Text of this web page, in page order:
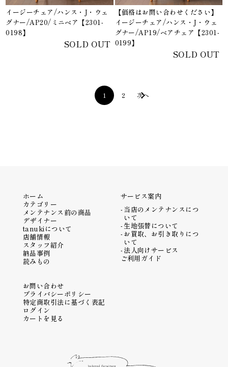
イージーチェア/ハンス・J・ウェ
グナー/AP20/ミニベア【2301-
0198】
SOLD OUT
【価格はお問い合わせください】
イージーチェア/ハンス・J・ウェ
グナー/AP19/ベアチェア【2301-
0199】
SOLD OUT
1 2 次へ
ホーム
カテゴリー
メンテナンス前の商品
デザイナー
tanukiについて
店舗情報
スタッフ紹介
納品事例
読みもの
サービス案内
当店のメンテナンスにつ
いて
生地張替について
お買取、お引き取りにつ
いて
法人向けサービス
ご利用ガイド
お問い合わせ
プライバシーポリシー
特定商取引法に基づく表記
ログイン
カートを見る